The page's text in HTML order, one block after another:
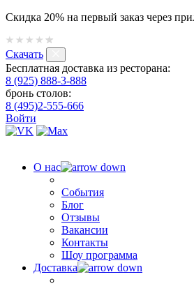
Скидка 20% на первый заказ через
Скачать
Бесплатная доставка из ресторана:
8 (925) 888-3-888
бронь столов:
8 (495)2-555-666
Войти
О нас
События
Блог
Отзывы
Вакансии
Контакты
Шоу программа
Доставка